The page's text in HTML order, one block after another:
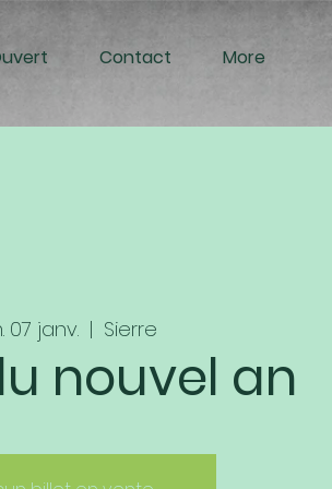
Contact More
07 janv.
  |
Sierre
nouvel an